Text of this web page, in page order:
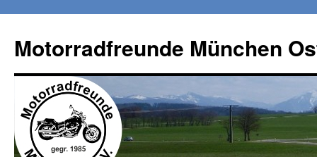
springen
Motorradfreunde München